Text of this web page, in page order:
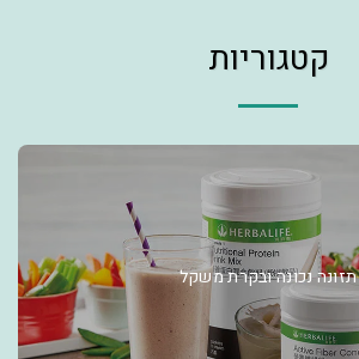
קטגוריות
תזונה נכונה ובקרת משקל